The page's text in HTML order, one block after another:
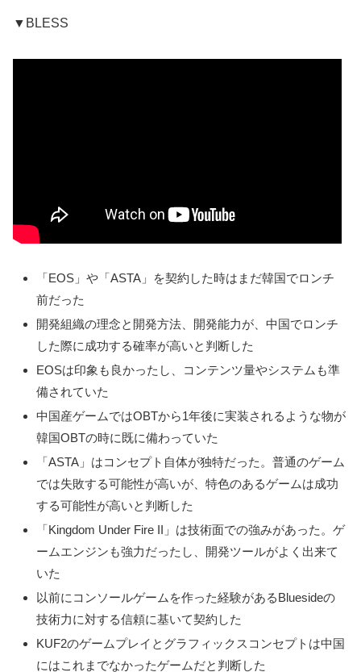
▼BLESS
「EOS」や「ASTA」を契約した時はまだ韓国でロンチ
前だった
開発組織の理念と開発方法、開発能力が、中国でロンチ
した際に成功する確率が高いと判断した
EOSは印象も良かったし、コンテンツ量やシステムも準
備されていた
中国産ゲームではOBTから1年後に実装されるような物が
韓国OBTの時に既に備わっていた
「ASTA」はコンセプト自体が独特だった。普通のゲーム
では失敗する可能性が高いが、特色のあるゲームは成功
する可能性が高いと判断した
「Kingdom Under Fire II」は技術面での強みがあった。ゲ
ームエンジンも強力だったし、開発ツールがよく出来て
いた
以前にコンソールゲームを作った経験があるBluesideの
技術力に対する信頼に基いて契約した
KUF2のゲームプレイとグラフィックスコンセプトは中国
にはこれまでなかったゲームだと判断した